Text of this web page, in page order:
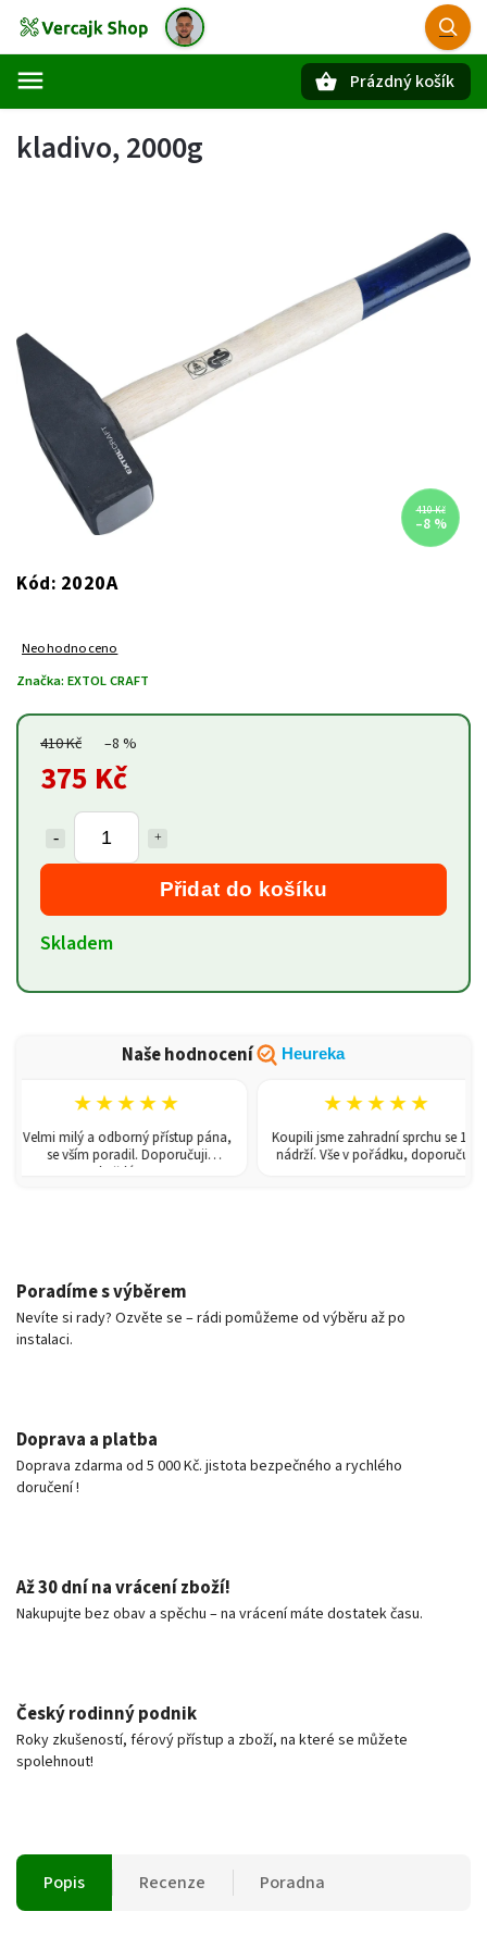
Prázdný košík
kladivo, 2000g
410 Kč
–8 %
Kód: 2020A
Neohodnoceno
Značka: EXTOL CRAFT
410 Kč –8 %
375 Kč
Přidat do košíku
Skladem
Naše hodnocení Heureka
★★★★★
Velmi milý a odborný přístup pána,
se vším poradil. Doporučuji
každému!
★★★★★
Koupili jsme zahradní sprchu se 150l
nádrží. Vše v pořádku, doporučuji.
Poradíme s výběrem
Nevíte si rady? Ozvěte se – rádi pomůžeme od výběru až po
instalaci.
Doprava a platba
Doprava zdarma od 5 000 Kč. jistota bezpečného a rychlého
doručení !
Až 30 dní na vrácení zboží!
Nakupujte bez obav a spěchu – na vrácení máte dostatek času.
Český rodinný podnik
Roky zkušeností, férový přístup a zboží, na které se můžete
spolehnout!
Popis Recenze Poradna